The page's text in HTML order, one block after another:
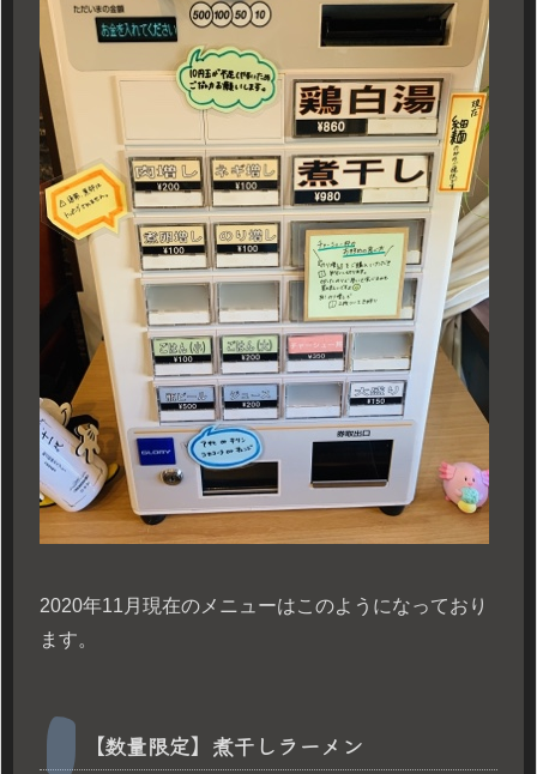
2020年11月現在のメニューはこのようになっており
ます。
【数量限定】煮干しラーメン